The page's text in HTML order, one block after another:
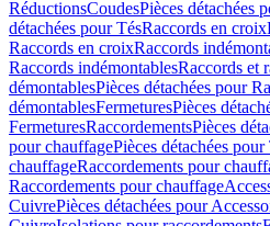
RéductionsCoudesPièces détachées
détachées pour TésRaccords en croix
Raccords en croixRaccords
Raccords indémontablesRaccords et
démontablesPièces détachées pour
démontablesFermeturesPièces
FermeturesRaccordementsPièces
pour chauffagePièces détachées
chauffageRaccordements pour
Raccordements pour chauffage
CuivrePièces détachées pour